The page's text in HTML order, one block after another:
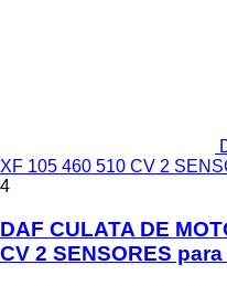
XF 105 460 510 CV 2
4
DAF CULATA DE
CV 2 SENSORES